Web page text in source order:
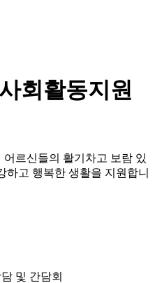
회활동지원
르신들의 활기차고 보람 있
하고 행복한 생활을 지원합니
및 간담회